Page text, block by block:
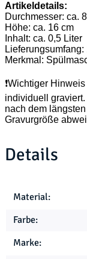
Artikeldetails:
Durchmesser: ca.
Höhe: ca. 16 cm
Inhalt: ca. 0,5 Liter
Merkmal:
❗Wichtiger
individuell
nach dem
Gravurgröße
Details
Wert
Material:
Farbe:
Marke: